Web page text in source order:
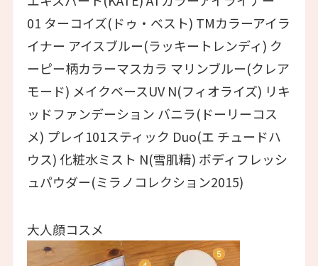
01 ターコイズ(ドゥ・ベスト) TMカラーアイラ
イナー アイスブルー(ラッキートレンディ) ク
ーピー柄カラーマスカラ マリンブルー(クレア
モード) メイクベースUV N(フィオライズ) リキ
ッドファンデーション バニラ(ドーリーコス
メ) プレイ101スティック Duo(エ チュードハ
ウス) 化粧水ミスト N(雪肌精) ボディフレッシ
ュパウダー(ミラノコレクション2015)
大人顔コスメ